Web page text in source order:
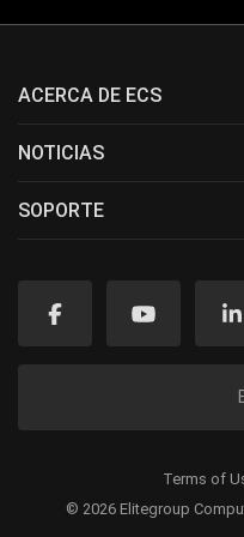
ACERCA DE ECS
NOTICIAS
SOPORTE
© 2026 Elitegroup
Terms of